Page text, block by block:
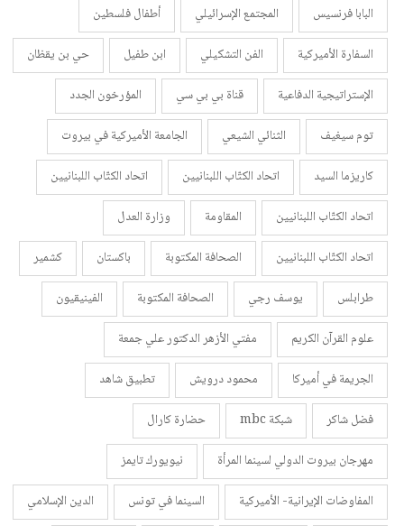
البابا فرنسيس
المجتمع الإسرائيلي
أطفال فلسطين
السفارة الأميركية
الفن التشكيلي ابن طفيل
حي بن يقظان
الإستراتيجية الدفاعية
قناة بي بي سي
المؤرخون الجدد
توم سيغيف
الثنائي الشيعي
الجامعة الأميركية في بيروت
كاريزما السيد
اتحاد الكتّاب اللبنانيين
اتحاد الكتّاب اللبنانيين
اتحاد الكتّاب اللبنانيين
المقاومة
وزارة العدل
اتحاد الكتّاب اللبنانيين
الصحافة المكتوبة باكستان
كشمير
طرابلس
يوسف رجي الصحافة المكتوبة
الفينيقيون
علوم القرآن الكريم
مفتي الأزهر الدكتور علي جمعة
الجريمة في أميركا
محمود درويش
تطبيق شاهد
فضل شاكر
شبكة mbc
حضارة كارال
مهرجان بيروت الدولي لسينما المرأة
نيويورك تايمز
المفاوضات الإيرانية- الأميركية
السينما في تونس الدين الإسلامي